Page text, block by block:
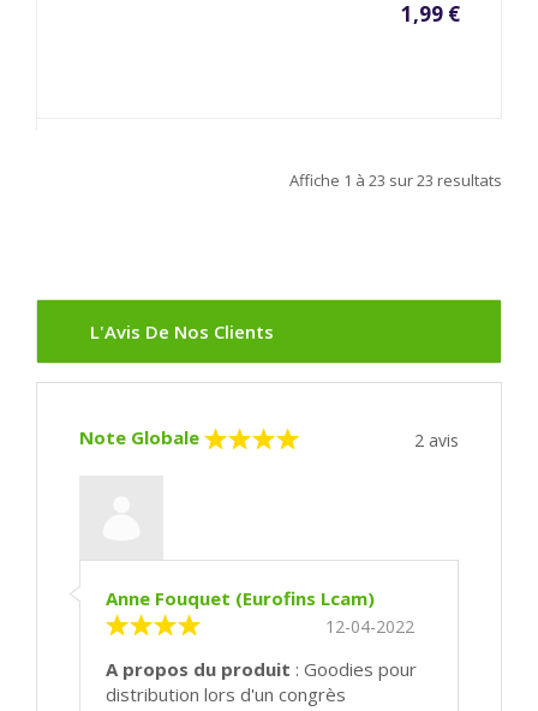
1,99 €
Affiche 1 à 23 sur23 resultats
L'Avis De Nos Clients
Note Globale 2 avis
Anne Fouquet (Eurofins Lcam)
12-04-2022
A propos du produit : Goodies pour
distribution lors d'un congrès